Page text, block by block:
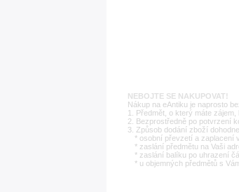
NEBOJTE SE NAKUPOVAT!
Nákup na eAntiku je naprosto
1. Předmět, o který máte
2. Bezprostředně po potvrzení
3. Způsob dodání zboží
* osobní převzetí a zaplacení
* zaslání předmětu na Vaši
* zaslání balíku po uhrazení
* u objemných předmětů s